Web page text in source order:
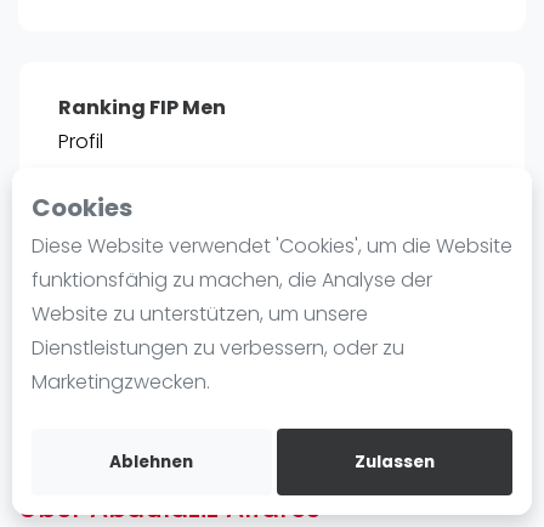
Cookies
Diese Website verwendet 'Cookies', um die Website
funktionsfähig zu machen, die Analyse der
Website zu unterstützen, um unsere
Dienstleistungen zu verbessern, oder zu
Marketingzwecken.
Ablehnen Zulassen
Frauen
FIP Männer
Blog
Die Geschichte von Padel
Regeln und Punktzählung
Padel Schläge
Video
Ranking FIP Men
Profil
POSITIE
#2466 0
Bist du
Kostenloses Konto erstellen
Über Abdulaziz Alfares